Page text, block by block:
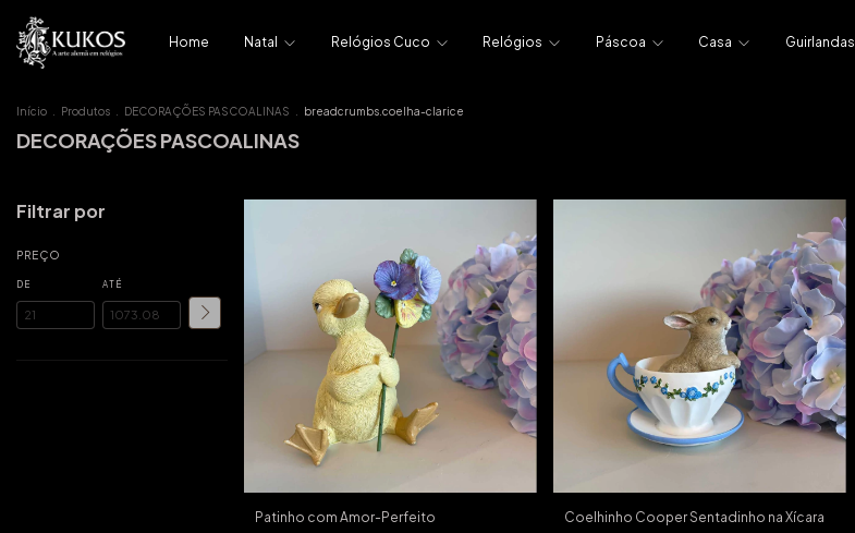
Home Natal Relógios Cuco Relógios Páscoa Casa Guirlandas
Início Produtos DECORAÇÕES PASCOALINAS breadcrumbs.coelha-clarice
DECORAÇÕES PASCOALINAS
Filtrar por
PREÇO
DE ATÉ
Patinho com Amor-Perfeito Coelhinho Cooper Sentadinho na Xícara